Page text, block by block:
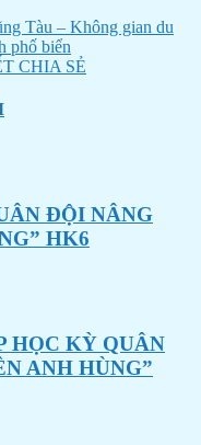
Tàu – Không gian du
phố biển
CHIA SẺ
ĐỘI NÂNG
HK6
HỌC KỲ QUÂN
ANH HÙNG”